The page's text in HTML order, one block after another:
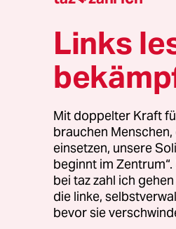
Clara Nack
wartet Irfan Beširević
vor dem Verwaltungsbüro
Beširević will die
Republik Slowenien
er Tage zuvor,
dem Koma erwacht ist.
Links
Mit doppelter Kraft
brauchen
einsetzen, unsere
beginnt im
bei taz zahl ich
die linke,
bevor sie